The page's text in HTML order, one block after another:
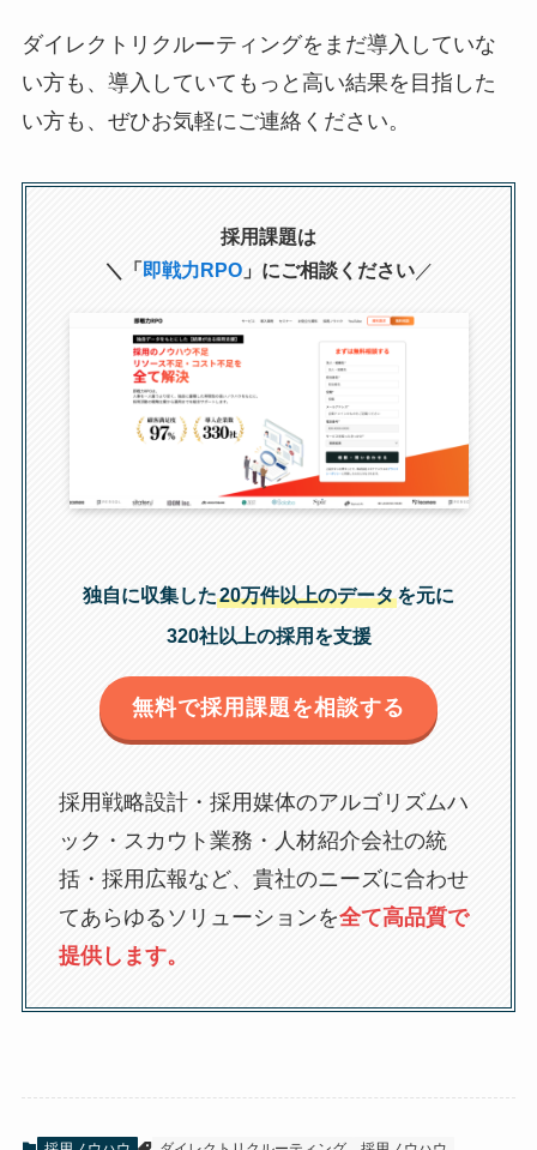
ダイレクトリクルーティングをまだ導入していな
い方も、導入していてもっと高い結果を目指した
い方も、ぜひお気軽にご連絡ください。
採用課題は
＼「 即戦力RPO」にご相談ください／
独自に収集した20万件以上のデータを元に
320社以上の採用を支援
無料で採用課題を相談する
採用戦略設計・採用媒体のアルゴリズムハ
ック・スカウト業務・人材紹介会社の統
括・採用広報など、貴社のニーズに合わせ
てあらゆるソリューションを全て高品質で
提供します。